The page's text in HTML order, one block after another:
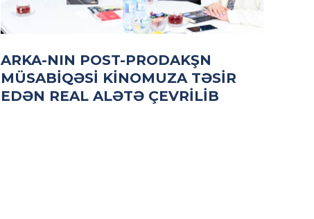
ARKA-NIN POST-PRODAKŞN
MÜSABIQƏSI KINOMUZA TƏSIR
EDƏN REAL ALƏTƏ ÇEVRILIB